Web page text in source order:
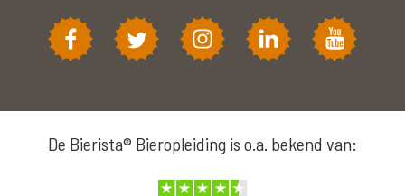
De Bierista® Bieropleiding is o.a. bekend van: